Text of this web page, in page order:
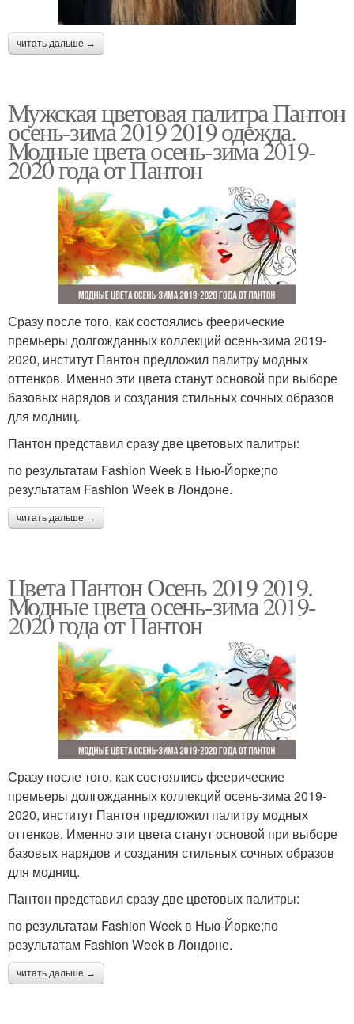
читать дальше →
Мужская цветовая палитра Пантон
осень-зима 2019 2019 одежда.
Модные цвета осень-зима 2019-
2020 года от Пантон
Сразу после того, как состоялись феерические
премьеры долгожданных коллекций осень-зима 2019-
2020, институт Пантон предложил палитру модных
оттенков. Именно эти цвета станут основой при выборе
базовых нарядов и создания стильных сочных образов
для модниц.
Пантон представил сразу две цветовых палитры:
по результатам Fashion Week в Нью-Йорке;по
результатам Fashion Week в Лондоне.
читать дальше →
Цвета Пантон Осень 2019 2019.
Модные цвета осень-зима 2019-
2020 года от Пантон
Сразу после того, как состоялись феерические
премьеры долгожданных коллекций осень-зима 2019-
2020, институт Пантон предложил палитру модных
оттенков. Именно эти цвета станут основой при выборе
базовых нарядов и создания стильных сочных образов
для модниц.
Пантон представил сразу две цветовых палитры:
по результатам Fashion Week в Нью-Йорке;по
результатам Fashion Week в Лондоне.
читать дальше →